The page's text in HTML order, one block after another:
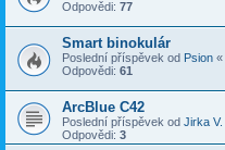
Odpovědi: 77
Smart binokulár
Poslední příspěvek od Psion «
Odpovědi: 61
ArcBlue C42
Poslední příspěvek od Jirka V.
Odpovědi: 3